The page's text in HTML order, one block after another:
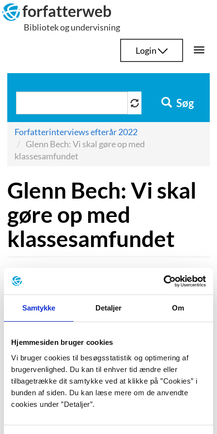
Samtykke Detaljer Om
Hjemmesiden bruger cookies
Vi bruger cookies til besøgsstatistik og optimering af
brugervenlighed. Du kan til enhver tid ændre eller
tilbagetrække dit samtykke ved at klikke på ”Cookies” i
bunden af siden. Du kan læse mere om de anvendte
cookies under ”Detaljer”.
Hop
til
indhold
forfatterweb
Bibliotek og undervisning
Login
Søg
Forfatterinterviews efterår 2022
Glenn Bech: Vi skal gøre op med
klassesamfundet
Glenn Bech: Vi skal
gøre op med
klassesamfundet
"Den her bog mangler jeg derude. Og der er ikke nogen, der
har villet eller måske kunnet skrive den. Det har føltes
nødvendigt. Vi har manglet et perspektiv i
spørgsmålet om klasse."
Glenn Bechs manifest "JEG ANERKENDER IKKE
LÆNGERE JERES AUTORITET" går i kødet på
privilegier, klassesamfundet og homofobi. Romanen
er en knytnæve i maven på privilegerede
middelklasse-danskere, og han håber manifestet